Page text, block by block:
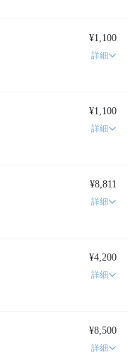
¥1,100
詳細
¥1,100
詳細
¥8,811
詳細
¥4,200
詳細
¥8,500
詳細